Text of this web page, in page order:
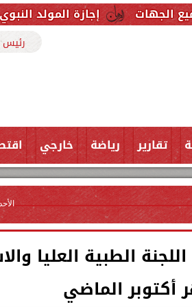
إجازة المولد النبوي 2026 للقطاع الحكومي والخاص.. اعرف الموعد وعدد أيام العطلة
رئيس
تقارير رياضة خارجي
الأحد، 3
الطبية العليا
أكتوبر الماضي